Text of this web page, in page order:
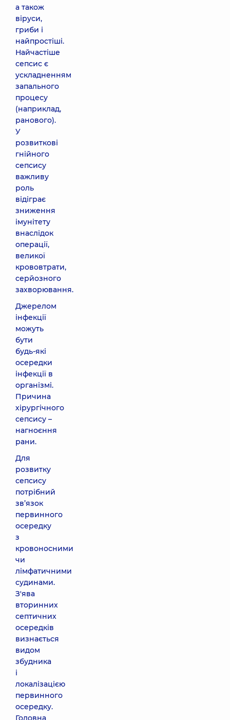
а також
віруси,
гриби і
найпростіші.
Найчастіше
сепсис є
ускладненням
запального
процесу
(наприклад,
ранового).
У
розвиткові
гнійного
сепсису
важливу
роль
відіграє
зниження
імунітету
внаслідок
операції,
великої
крововтрати,
серйозного
захворювання.
Джерелом
інфекції
можуть
бути
будь-які
осередки
інфекції в
організмі.
Причина
хірургічного
сепсису –
нагноєння
рани.
Для
розвитку
сепсису
потрібний
зв’язок
первинного
осередку
з
кровоносними
чи
лімфатичними
судинами.
З'ява
вторинних
септичних
осередків
визнається
видом
збудника
і
локалізацією
первинного
осередку.
Головна